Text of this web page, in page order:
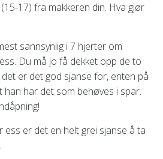
17) fra makkeren din. Hva gjør
sannsynlig i 7 hjerter om
Du må jo få dekket opp de to
er det god sjanse for, enten på
han har det som behøves i spar.
ess er det en helt grei sjanse å ta